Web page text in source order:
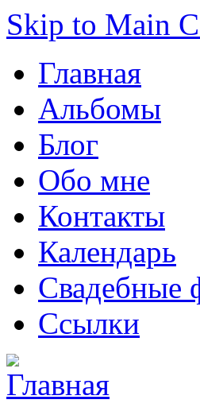
Skip to Main
Главная
Альбомы
Блог
Обо мне
Контакты
Календарь
Свадебные
Ссылки